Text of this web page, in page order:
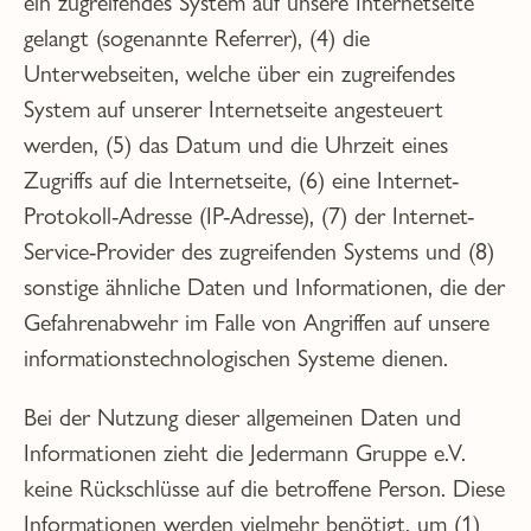
gelangt (sogenannte Referrer), (4) die
Unterwebseiten, welche über ein zugreifendes
System auf unserer Internetseite angesteuert
werden, (5) das Datum und die Uhrzeit eines
Zugriffs auf die Internetseite, (6) eine Internet-
Protokoll-Adresse (IP-Adresse), (7) der Internet-
Service-Provider des zugreifenden Systems und (8)
sonstige ähnliche Daten und Informationen, die der
Gefahrenabwehr im Falle von Angriffen auf unsere
informationstechnologischen Systeme dienen.
Bei der Nutzung dieser allgemeinen Daten und
Informationen zieht die Jedermann Gruppe e.V.
keine Rückschlüsse auf die betroffene Person. Diese
Informationen werden vielmehr benötigt, um (1)